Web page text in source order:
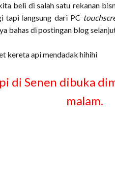
beli di salah satu rekanan
tapi langsung dari PC
bahas di postingan blog
kereta api mendadak hihihi
di Senen dibuka
malam.